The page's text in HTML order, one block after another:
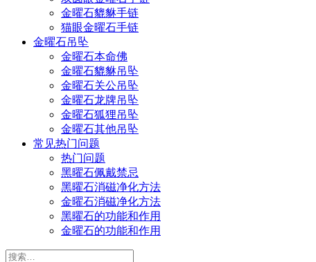
金曜石貔貅手链
猫眼金曜石手链
金曜石吊坠
金曜石本命佛
金曜石貔貅吊坠
金曜石关公吊坠
金曜石龙牌吊坠
金曜石狐狸吊坠
金曜石其他吊坠
常见热门问题
热门问题
黑曜石佩戴禁忌
黑曜石消磁净化方法
金曜石消磁净化方法
黑曜石的功能和作用
金曜石的功能和作用
搜